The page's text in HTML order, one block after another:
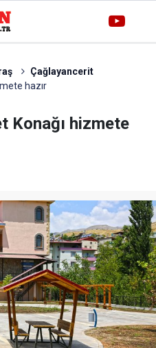
Çağlayancerit
hazır
Konağı hizmete